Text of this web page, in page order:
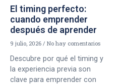
El timing perfecto:
cuando emprender
después de aprender
9 julio, 2026 No hay comentarios
Descubre por qué el timing y
la experiencia previa son
clave para emprender con